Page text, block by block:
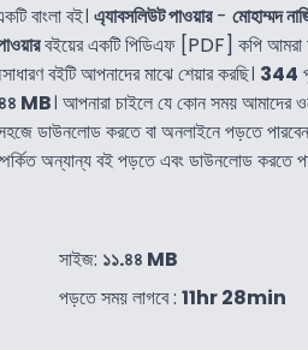
বাংলা বই। এ্যাবসলিউট পাওয়ার- মোহাম্মদ
বইয়ের একটি পিডিএফ [PDF] কপি আমরা
বইটি আপনাদের মাঝে শেয়ার করছি। 344
MB। আপনারা চাইলে যে কোন সময় আমাদের
ডাউনলোড করতে বা অনলাইনে পড়তে
অন্যান্য বই পড়তে এবং ডাউনলোড করতে
সাইজ: ১১.৪৪ MB
পড়তে সময় লাগবে : 11hr 28min